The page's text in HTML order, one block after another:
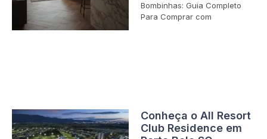
Bombinhas: Guia Completo
Para Comprar com
Conheça o All Resort
Club Residence em